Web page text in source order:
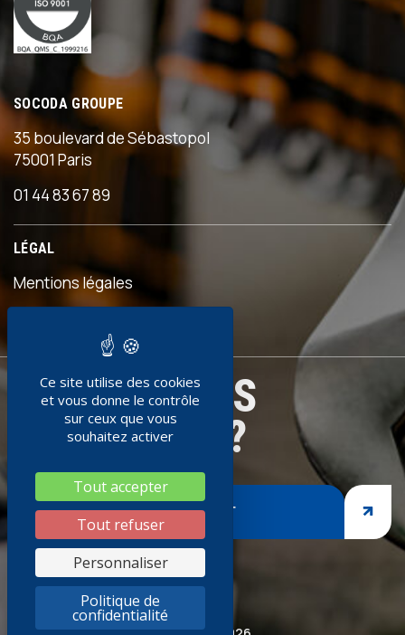
SOCODA GROUPE
35 boulevard de Sébastopol
75001 Paris
01 44 83 67 89
LÉGAL
Mentions légales
PRÊT À NOUS
REJOINDRE ?
DEVENEZ ADHÉRENT
Ce site utilise des cookies
et vous donne le contrôle
sur ceux que vous
souhaitez activer
Tout accepter
Tout refuser
Personnaliser
Politique de
confidentialité